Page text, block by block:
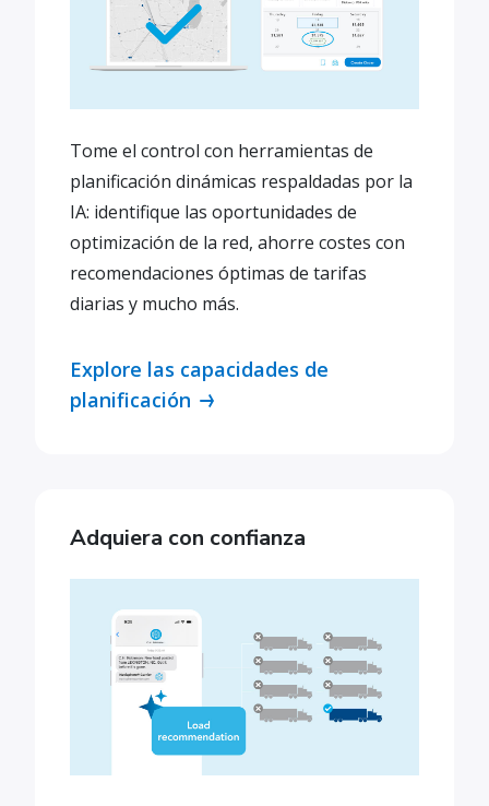
Tome el control con herramientas de
planificación dinámicas respaldadas por la
IA: identifique las oportunidades de
optimización de la red, ahorre costes con
recomendaciones óptimas de tarifas
diarias y mucho más.
Explore las capacidades de
planificación
Adquiera con confianza